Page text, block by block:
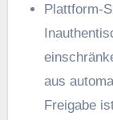
Plattform-
a‬us
Freigabe